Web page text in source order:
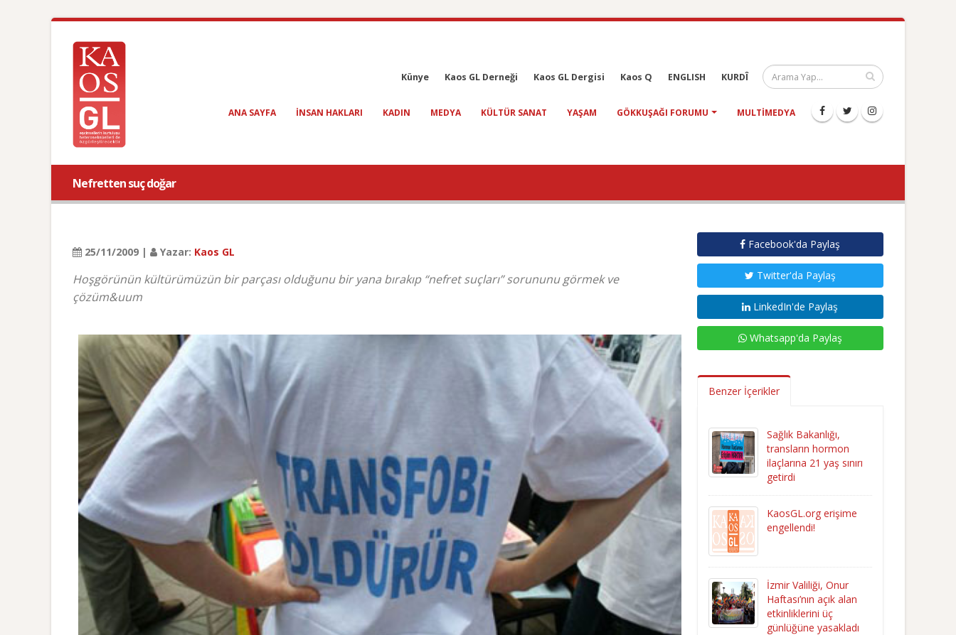
Künye Kaos GL Derneği Kaos GL Dergisi Kaos Q ENGLISH KURDÎ
ANA SAYFA INSAN HAKLARI KADIN MEDYA KÜLTÜR SANAT YAŞAM GÖKKUŞAĞI FORUMU MULTIMEDYA
Nefretten suç doğar
25/11/2009 | Yazar: Kaos GL
Hoşgörünün kültürümüzün bir parçası olduğunu bir yana bırakıp “nefret suçları” sorununu görmek ve
çözüm&uum
Facebook'da Paylaş
Twitter'da Paylaş
LinkedIn'de Paylaş
Whatsapp'da Paylaş
Benzer İçerikler
Sağlık Bakanlığı,
transların hormon
ilaçlarına 21 yaş sınırı
getirdi
KaosGL.org erişime
engellendi!
İzmir Valiliği, Onur
Haftası’nın açık alan
etkinliklerini üç
günlüğüne yasakladı